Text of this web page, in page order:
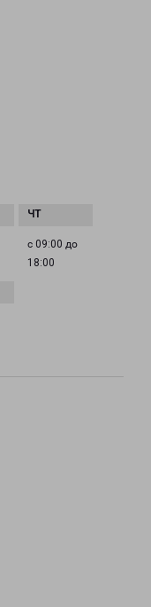
с 09:00 до
18:00